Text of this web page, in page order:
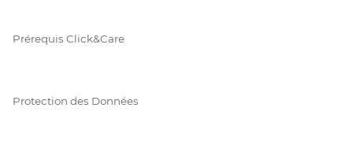
Prérequis Click&Care
Protection des Données